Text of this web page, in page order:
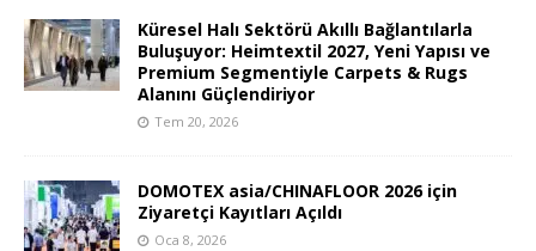
Küresel Halı Sektörü Akıllı Bağlantılarla
Buluşuyor: Heimtextil 2027, Yeni Yapısı ve
Premium Segmentiyle Carpets & Rugs
Alanını Güçlendiriyor
Tem 20, 2026
DOMOTEX asia/CHINAFLOOR 2026 için
Ziyaretçi Kayıtları Açıldı
Oca 8, 2026